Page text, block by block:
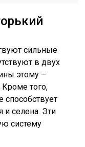
сильные
в двух
этому –
Кроме того,
способствует
и селена. Эти
систему